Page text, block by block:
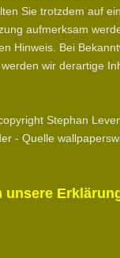
Sie trotzdem auf
aufmerksam
Hinweis. Bei
wir derartige
Stephan
- Quelle
unsere